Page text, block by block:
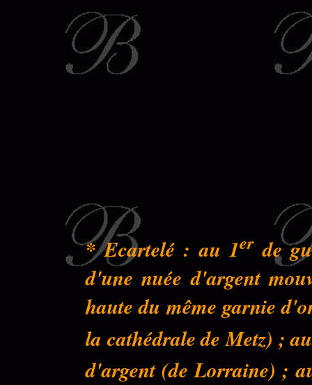
* Ecartelé : au 1erde
d'une nuée d'argent
haute du même garnie
la cathédrale de Metz) ;
d'argent (de Lorraine) ;